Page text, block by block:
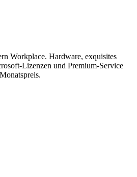
Workplace. Hardware, exquisites
Lizenzen und Premium-Service